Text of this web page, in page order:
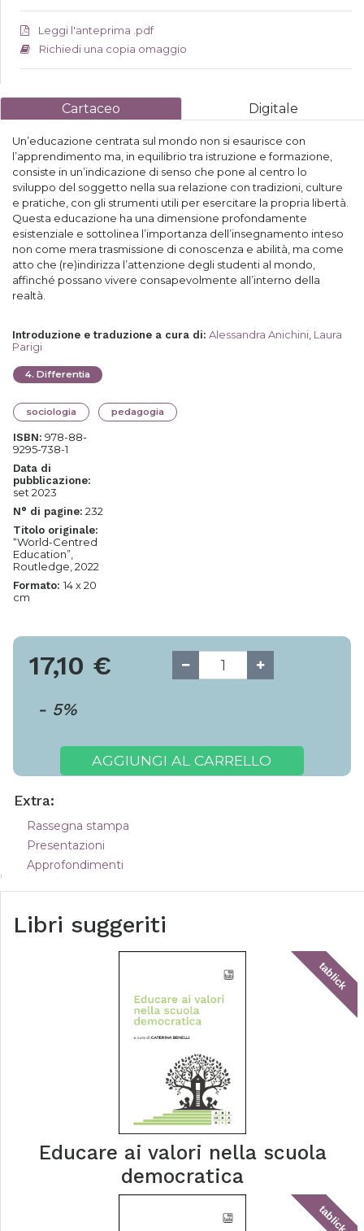
Leggi l'anteprima .pdf
Richiedi una copia omaggio
Cartaceo Digitale
Un’educazione centrata sul mondo non si esaurisce con
l’apprendimento ma, in equilibrio tra istruzione e formazione,
consiste in un’indicazione di senso che pone al centro lo
sviluppo del soggetto nella sua relazione con tradizioni, culture
e pratiche, con gli strumenti utili per esercitare la propria libertà.
Questa educazione ha una dimensione profondamente
esistenziale e sottolinea l’importanza dell’insegnamento inteso
non come mera trasmissione di conoscenza e abilità, ma come
atto che (re)indirizza l’attenzione degli studenti al mondo,
affinché possano vivere consapevolmente all’interno della
realtà.
Introduzione e traduzione a cura di: Alessandra Anichini Laura
Parigi
4. Differentia
sociologia pedagogia
ISBN: 978-88-
9295-738-1
Data di
pubblicazione:
set 2023
N° di pagine: 232
Titolo originale:
“World-Centred
Education”,
Routledge, 2022
Formato: 14 x 20
cm
17,10 €
- 5%
AGGIUNGI AL CARRELLO
Extra:
Rassegna stampa
Presentazioni
Approfondimenti
Libri suggeriti
tablick
Educare ai valori nella scuola
democratica
tablick